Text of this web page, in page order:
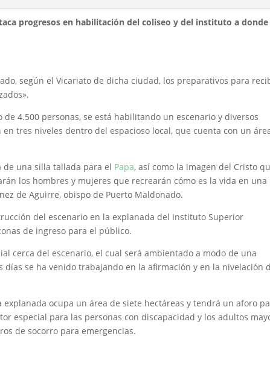
progresos en habilitación del coliseo y del instituto a donde
según el Vicariato de dicha ciudad, los preparativos para
de 4.500 personas, se está habilitando un escenario y diversos
tres niveles dentro del espacioso local, que cuenta con un
de una silla tallada para el Papa, así como la imagen del Cristo
los hombres y mujeres que recrearán cómo es la vida en una
de Aguirre, obispo de Puerto Maldonado.
del escenario en la explanada del Instituto Superior
de ingreso para el público.
cerca del escenario, el cual será ambientado a modo de una
días se ha venido trabajando en la afirmación y en la nivelación
explanada ocupa un área de siete hectáreas y tendrá un aforo
especial para las personas con discapacidad y los adultos
de socorro para emergencias.